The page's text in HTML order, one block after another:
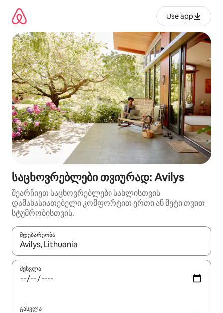
გადასვლა
Use app
საცხოვრებლები თვიურად: Avilys
შეარჩიეთ საცხოვრებლები სახლისთვის
დამახასიათებელი კომფორტით ერთი ან მეტი თვით
სტუმრობისთვის.
მდებარეობა
როცა შედეგები ხელმისაწვდომი გახდება, ნავიგაციისთვის
შესვლა
გასვლა